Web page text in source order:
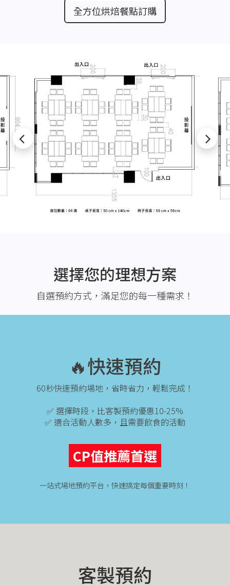
全方位烘焙餐點訂購
選擇您的理想方案
自選預約方式，滿足您的每一種需求！
🔥快速預約
60秒快速預約場地，省時省力，輕鬆完成！
✅ 選擇時段，比客製預約優惠10-25%
✅ 適合活動人數多，且需要飲食的活動
CP值推薦首選
一站式場地預約平台，快速搞定每個重要時刻！
客製預約